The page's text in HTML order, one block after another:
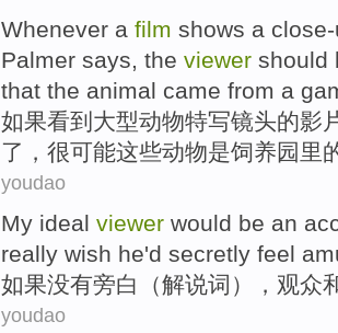
Whenever a film shows a
Palmer says, the viewer should
that the animal came from a
如果看到 大型动物特写镜头的影
了，很可能这些动物是饲养园里
youdao
My ideal viewer would be an
really wish he'd secretly feel
如果没有旁白（解说词）， 观众
youdao